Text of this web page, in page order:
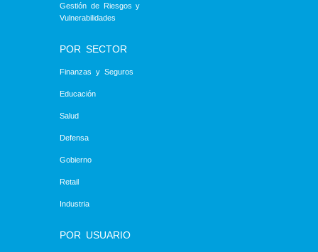
Gestión de Riesgos y
Vulnerabilidades
POR SECTOR
Finanzas y Seguros
Educación
Salud
Defensa
Gobierno
Retail
Industria
POR USUARIO